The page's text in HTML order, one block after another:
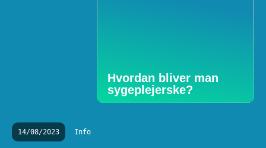
Hvordan bliver man
sygeplejerske?
14/08/2023 Info